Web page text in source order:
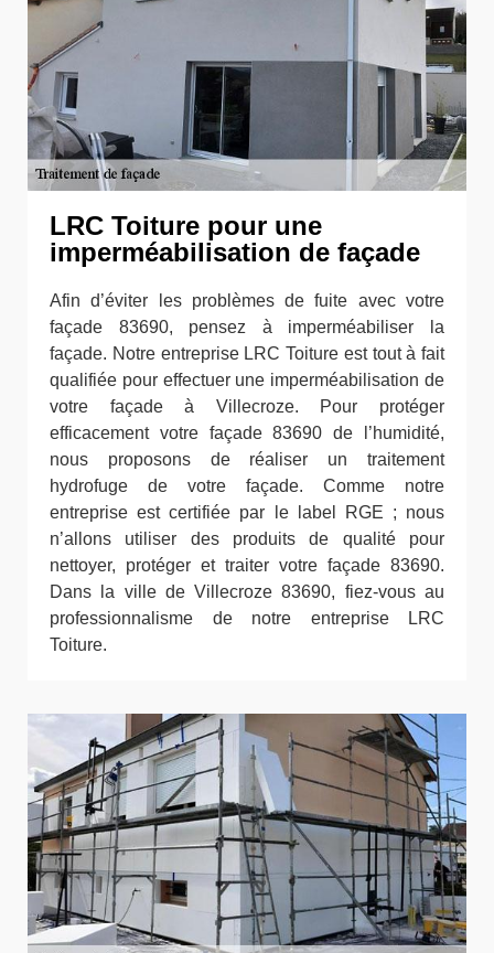
LRC Toiture pour une
imperméabilisation de façade
Afin d’éviter les problèmes de fuite avec votre
façade 83690, pensez à imperméabiliser la
façade. Notre entreprise LRC Toiture est tout à fait
qualifiée pour effectuer une imperméabilisation de
votre façade à Villecroze. Pour protéger
efficacement votre façade 83690 de l’humidité,
nous proposons de réaliser un traitement
hydrofuge de votre façade. Comme notre
entreprise est certifiée par le label RGE ; nous
n’allons utiliser des produits de qualité pour
nettoyer, protéger et traiter votre façade 83690.
Dans la ville de Villecroze 83690, fiez-vous au
professionnalisme de notre entreprise LRC
Toiture.